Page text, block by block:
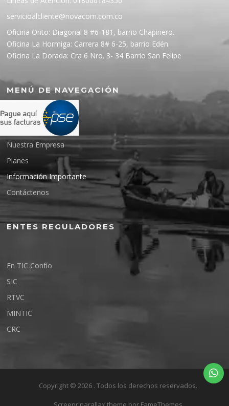
servicioalcliente@novacom.com.co
Oficina Orito: Diagonal 8 #6-181, barrio Chapinero.
Oficina La Hormiga: Carrera 8# 6-25, barrio Edén.
Oficina La Dorada: Cra 6 Nro. 3- 34 Barrio San Felipe
MENÚ DE NAVEGACIÓN
Nuestra Empresa
Planes
Información Importante
Contáctenos
ENTES REGULADORES
En TIC Confío
SIC
RTVC
MINTIC
CRC
Copyright © 2026 . Todos los derechos reservados.